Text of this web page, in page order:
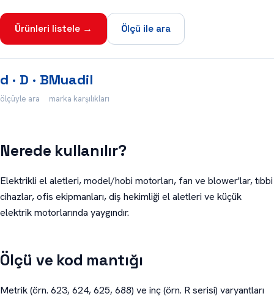
Ürünleri listele → Ölçü ile ara
d · D · B
ölçüyle ara
Muadil
marka karşılıkları
Nerede kullanılır?
Elektrikli el aletleri, model/hobi motorları, fan ve blower'lar, tıbbi
cihazlar, ofis ekipmanları, diş hekimliği el aletleri ve küçük
elektrik motorlarında yaygındır.
Ölçü ve kod mantığı
Metrik (örn. 623, 624, 625, 688) ve inç (örn. R serisi) varyantları